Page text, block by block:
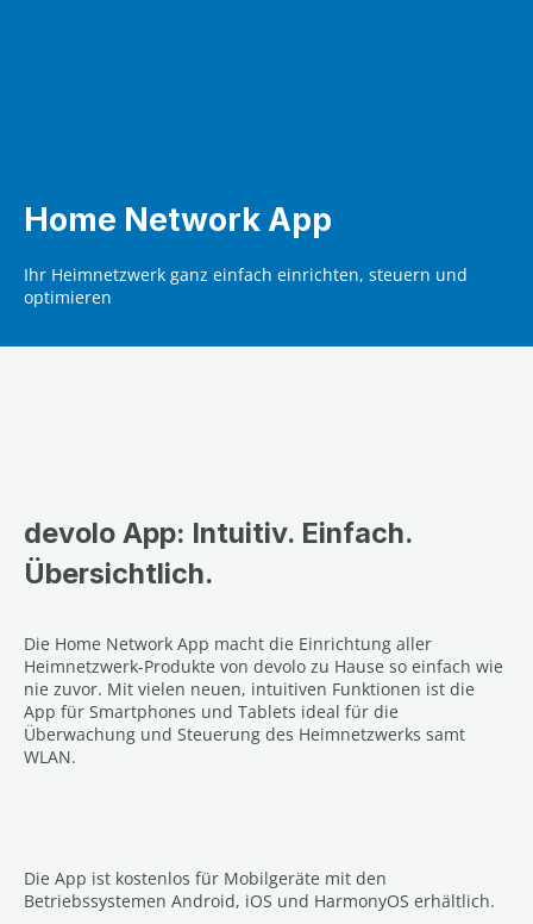
Home Network App
Ihr Heimnetzwerk ganz einfach einrichten, steuern und
optimieren
devolo App: Intuitiv. Einfach.
Übersichtlich.
Die Home Network App macht die Einrichtung aller
Heimnetzwerk-Produkte von devolo zu Hause so einfach wie
nie zuvor. Mit vielen neuen, intuitiven Funktionen ist die
App für Smartphones und Tablets ideal für die
Überwachung und Steuerung des Heimnetzwerks samt
WLAN.
Die App ist kostenlos für Mobilgeräte mit den
Betriebssystemen Android, iOS und HarmonyOS erhältlich.